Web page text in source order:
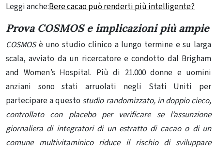
Leggi anche:Bere cacao può renderti più intelligente?
Prova COSMOS e implicazioni più ampie
COSMOSè uno studio clinico a lungo termine e su larga
scala, avviato da un ricercatore e condotto dal Brigham
and Women’s Hospital. Più di 21.000 donne e uomini
anziani sono stati arruolati negli Stati Uniti per
partecipare a questo studio randomizzato, in doppio cieco,
controllato con placebo per verificare se l’assunzione
giornaliera di integratori di un estratto di cacao o di un
comune multivitaminico riduce il rischio di sviluppare